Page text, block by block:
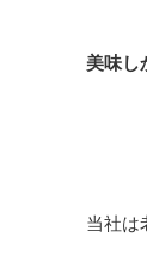
美味
当社は